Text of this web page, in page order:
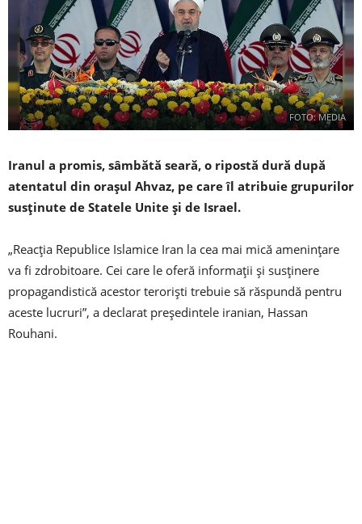
FOTO: MEDIA
Iranul a promis, sâmbătă seară, o ripostă dură după
atentatul din oraşul Ahvaz, pe care îl atribuie grupurilor
susţinute de Statele Unite şi de Israel.
„Reacţia Republice Islamice Iran la cea mai mică ameninţare
va fi zdrobitoare. Cei care le oferă informaţii şi susţinere
propagandistică acestor terorişti trebuie să răspundă pentru
aceste lucruri”, a declarat preşedintele iranian, Hassan
Rouhani.